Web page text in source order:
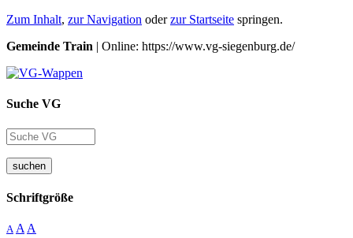
Zum Inhalt, zur Navigation oderzur Startseite springen.
Gemeinde Train | Online: https://www.vg-siegenburg.de/
Suche VG
suchen
Schriftgröße
A A A